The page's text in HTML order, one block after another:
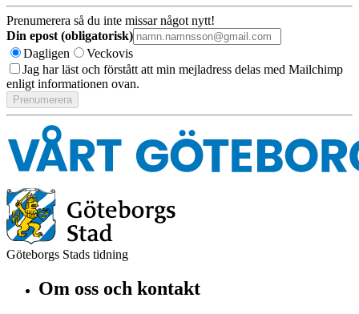
Prenumerera så du inte missar något nytt!
Din epost (obligatorisk)
Dagligen
Veckovis
Jag har läst och förstått att min mejladress delas med Mailchimp
enligt informationen ovan.
Göteborgs Stads tidning
Om oss och kontakt